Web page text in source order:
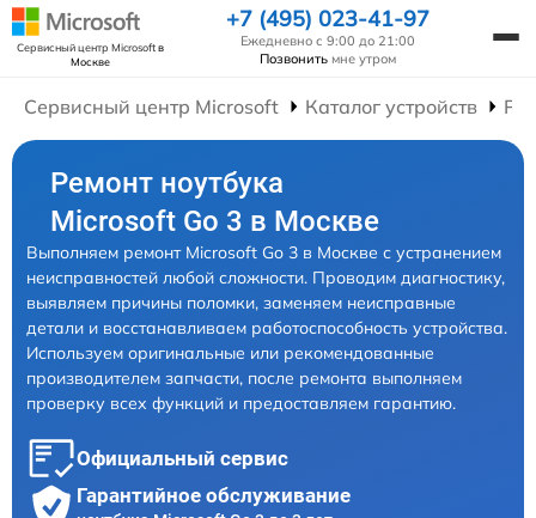
Сервисный центр Microsoftв
Москве
+7 (495) 023-41-97
Ежедневно с 9:00 до 21:00
Позвонить мне утром
Сервисный центр Microsoft Каталог устройств
Ремонт ноутбука
Microsoft Go 3 в Москве
Выполняем ремонт Microsoft Go 3 в Москве с устранением
неисправностей любой сложности. Проводим диагностику,
выявляем причины поломки, заменяем неисправные
детали и восстанавливаем работоспособность устройства.
Используем оригинальные или рекомендованные
производителем запчасти, после ремонта выполняем
проверку всех функций и предоставляем гарантию.
Официальный сервис
Гарантийное обслуживание